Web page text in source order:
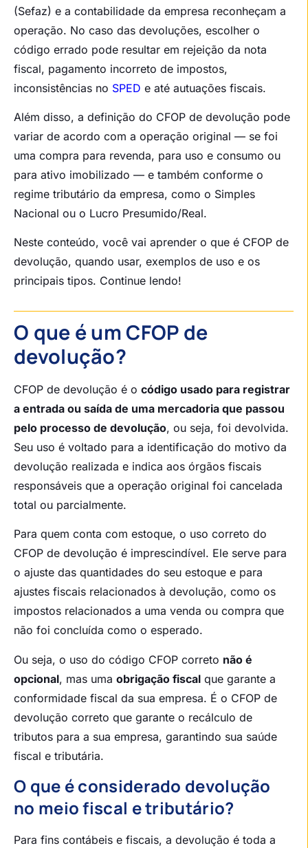
(Sefaz) e a contabilidade da empresa reconheçam a
operação. No caso das devoluções, escolher o
código errado pode resultar em rejeição da nota
fiscal, pagamento incorreto de impostos,
inconsistências no SPED e até autuações fiscais.
Além disso, a definição do CFOP de devolução pode
variar de acordo com a operação original — se foi
uma compra para revenda, para uso e consumo ou
para ativo imobilizado — e também conforme o
regime tributário da empresa, como o Simples
Nacional ou o Lucro Presumido/Real.
Neste conteúdo, você vai aprender o que é CFOP de
devolução, quando usar, exemplos de uso e os
principais tipos. Continue lendo!
O que é um CFOP de
devolução?
CFOP de devolução é o código usado para registrar
a entrada ou saída de uma mercadoria que passou
pelo processo de devolução, ou seja, foi devolvida.
Seu uso é voltado para a identificação do motivo da
devolução realizada e indica aos órgãos fiscais
responsáveis que a operação original foi cancelada
total ou parcialmente.
Para quem conta com estoque, o uso correto do
CFOP de devolução é imprescindível. Ele serve para
o ajuste das quantidades do seu estoque e para
ajustes fiscais relacionados à devolução, como os
impostos relacionados a uma venda ou compra que
não foi concluída como o esperado.
Ou seja, o uso do código CFOP correto não é
opcional, mas uma obrigação fiscal que garante a
conformidade fiscal da sua empresa. É o CFOP de
devolução correto que garante o recálculo de
tributos para a sua empresa, garantindo sua saúde
fiscal e tributária.
O que é considerado devolução
no meio fiscal e tributário?
Para fins contábeis e fiscais, a devolução é toda a